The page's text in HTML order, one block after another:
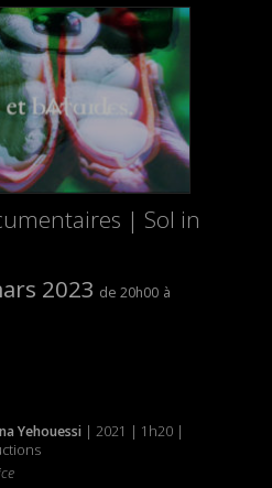
| Sol in
2023
20h00
Yehouessi| 2021 | 1h20 |